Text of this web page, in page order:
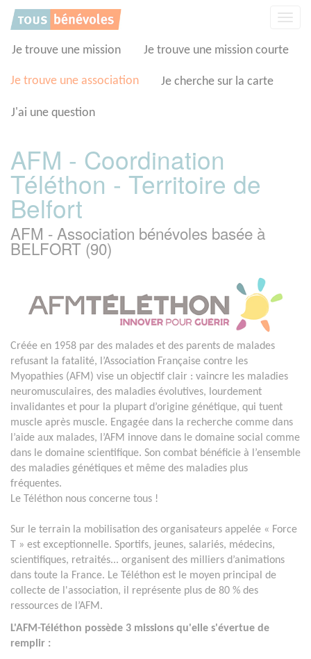
Je trouve une mission Je trouve une mission courte
Je trouve une association Je cherche sur la carte
J'ai une question
AFM - Coordination
Téléthon - Territoire de
Belfort
AFM - Association bénévoles basée à
BELFORT (90)
Créée en 1958 par des malades et des parents de malades
refusant la fatalité, l’Association Française contre les
Myopathies (AFM) vise un objectif clair : vaincre les maladies
neuromusculaires, des maladies évolutives, lourdement
invalidantes et pour la plupart d’origine génétique, qui tuent
muscle après muscle. Engagée dans la recherche comme dans
l’aide aux malades, l’AFM innove dans le domaine social comme
dans le domaine scientifique. Son combat bénéficie à l’ensemble
des maladies génétiques et même des maladies plus
fréquentes.
Le Téléthon nous concerne tous !
Sur le terrain la mobilisation des organisateurs appelée « Force
T » est exceptionnelle. Sportifs, jeunes, salariés, médecins,
scientifiques, retraités... organisent des milliers d’animations
dans toute la France. Le Téléthon est le moyen principal de
collecte de l'association, il représente plus de 80 % des
ressources de l’AFM.
L'AFM-Téléthon possède 3 missions qu'elle s'évertue de
remplir :
Panneau de gestion des cookies